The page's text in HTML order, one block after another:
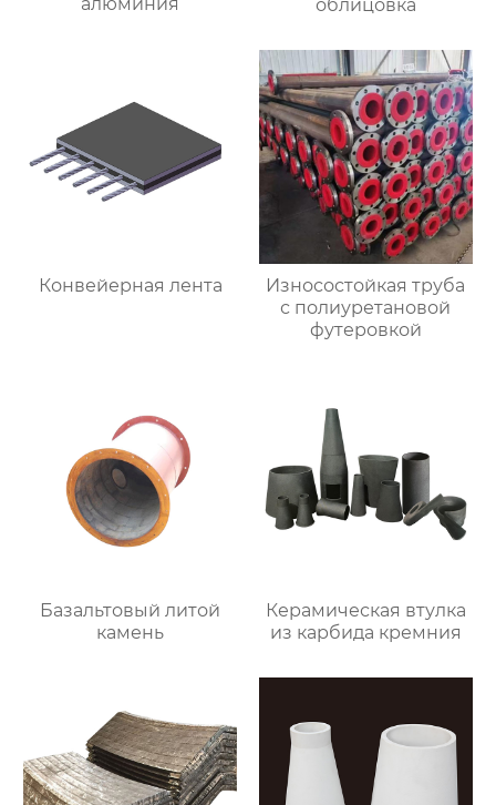
облицовка
Конвейерная лента
Износостойкая труба
с полиуретановой
футеровкой
Базальтовый литой
камень
Керамическая втулка
из карбида кремния